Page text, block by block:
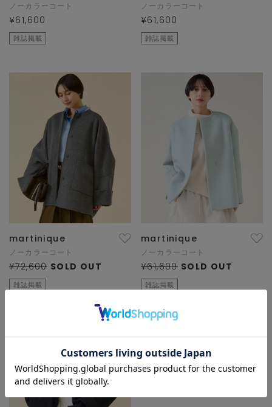
ノーカラーコート
¥61,600
雑誌掲載
ノーカラーコート
¥61,600
雑誌掲載
martinique
ノーカラーコート
¥72,600 SOLD OUT
雑誌掲載
martinique
ノーカラーコート
¥61,600 SOLD OUT
雑誌掲載